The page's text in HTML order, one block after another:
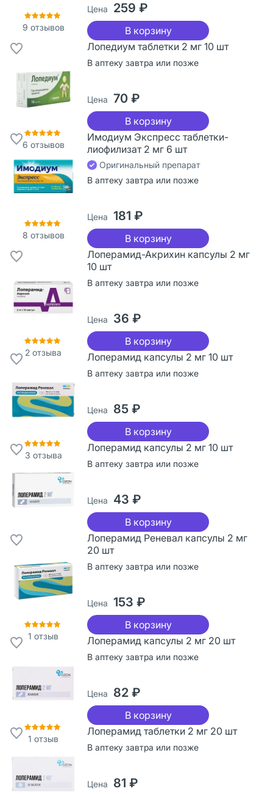
9 отзывов
Цена 259 ₽
В корзину
6 отзывов
Лопедиум таблетки 2 мг 10 шт
В аптеку завтра или позже
Цена 70 ₽
В корзину
8 отзывов
Имодиум Экспресс таблетки-
лиофилизат 2 мг 6 шт
Оригинальный препарат
В аптеку завтра или позже
Цена 181 ₽
В корзину
2 отзыва
Лоперамид-Акрихин капсулы 2 мг
10 шт
В аптеку завтра или позже
Цена 36 ₽
В корзину
3 отзыва
Лоперамид капсулы 2 мг 10 шт
В аптеку завтра или позже
Цена 85 ₽
В корзину
Лоперамид капсулы 2 мг 10 шт
В аптеку завтра или позже
Цена 43 ₽
В корзину
1 отзыв
Лоперамид Реневал капсулы 2 мг
20 шт
В аптеку завтра или позже
Цена 153 ₽
В корзину
1 отзыв
Лоперамид капсулы 2 мг 20 шт
В аптеку завтра или позже
Цена 82 ₽
В корзину
Лоперамид таблетки 2 мг 20 шт
В аптеку завтра или позже
Цена 81 ₽